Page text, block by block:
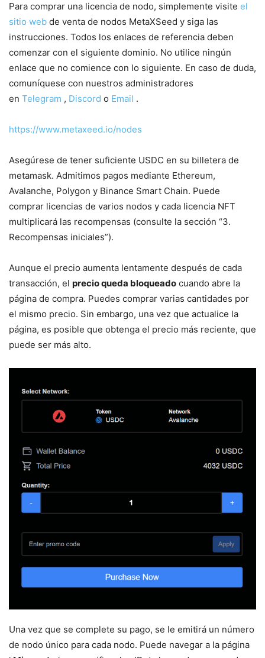
Para comprar una licencia de nodo, simplemente visite el
sitio web de venta de nodos MetaXSeed y siga las
instrucciones. Todos los enlaces de referencia deben
comenzar con el siguiente dominio. No utilice ningún
enlace que no comience con lo siguiente. En caso de duda,
comuníquese con nuestros administradores
en Telegram , Discord o Email .
https://www.metaxeed.io/nodes
Asegúrese de tener suficiente USDC en su billetera de
metamask. Admitimos pagos mediante Ethereum,
Avalanche, Polygon y Binance Smart Chain. Puede
comprar licencias de varios nodos y cada licencia NFT
multiplicará las recompensas (consulte la sección “3.
Recompensas iniciales”).
Aunque el precio aumenta lentamente después de cada
transacción, el precio queda bloqueado cuando abre la
página de compra. Puedes comprar varias cantidades por
el mismo precio. Sin embargo, una vez que actualice la
página, es posible que obtenga el precio más reciente, que
puede ser más alto.
Una vez que se complete su pago, se le emitirá un número
de nodo único para cada nodo. Puede navegar a la página